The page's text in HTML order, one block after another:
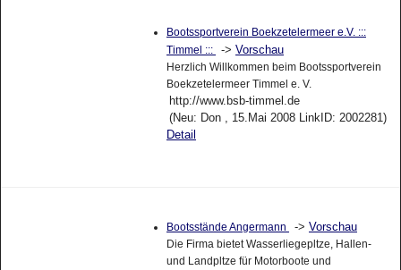
Bootssportverein Boekzetelermeer e.V. :::
Timmel :::
-> Vorschau
Herzlich Willkommen beim Bootssportverein
Boekzetelermeer Timmel e. V.
http://www.bsb-timmel.de
(Neu: Don , 15.Mai 2008 LinkID: 2002281)
Detail
Bootsstände Angermann -> Vorschau
Die Firma bietet Wasserliegepltze, Hallen-
und Landpltze für Motorboote und